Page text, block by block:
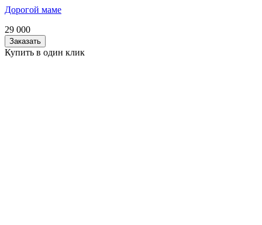
Дорогой маме
29 000
Заказать
Купить в один клик